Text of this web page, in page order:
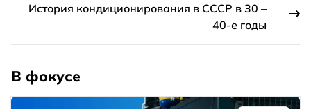
История кондиционирования в СССР в 30 –
40-е годы
В фокусе